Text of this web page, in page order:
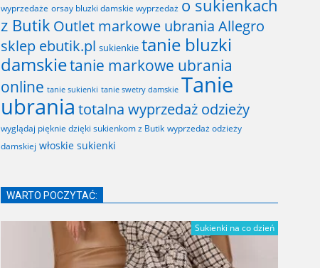
wyprzedaże orsay bluzki damskie wyprzedaż o sukienkach
z Butik Outlet markowe ubrania Allegro
sklep ebutik.pl sukienkie tanie bluzki
damskietanie markowe ubrania
online tanie sukienki tanie swetry damskie Tanie
ubrania totalna wyprzedaż odzieży
wyglądaj pięknie dzięki sukienkom z Butik wyprzedaż odzieży
damskiej włoskie sukienki
WARTO POCZYTAĆ:
Sukienki na co dzień